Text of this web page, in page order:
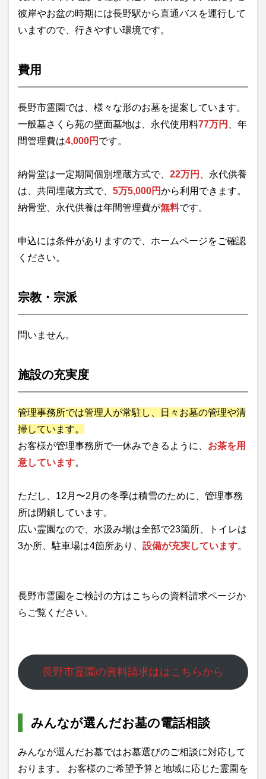
彼岸やお盆の時期には長野駅から直通バスを運行して
いますので、行きやすい環境です。
費用
長野市霊園では、様々な形のお墓を提案しています。
一般墓さくら苑の壁面墓地は、永代使用料77万円
、年
間管理費は4,000円 です。
納骨堂は一定期間個別埋蔵方式で、 22万円
、永代供養
は、共同埋蔵方式で、 5万5,000円から利用できます。
納骨堂、永代供養は年間管理費が無料です。
申込には条件がありますので、ホームページをご確認
ください。
宗教・宗派
問いません。
施設の充実度
管理事務所では管理人が常駐し、日々お墓の管理や清
掃しています。
お客様が管理事務所で一休みできるように、 お茶を用
意しています。
ただし、12月〜2月の冬季は積雪のために、管理事務
所は閉鎖しています。
広い霊園なので、水汲み場は全部で23箇所、トイレは
3か所、駐車場は4箇所あり、 設備が充実しています。
長野市霊園をご検討の方はこちらの資料請求ページか
らご覧ください。
長野市霊園の資料請求ははこちらから
みんなが選んだお墓の電話相談
みんなが選んだお墓ではお墓選びのご相談に対応して
おります。 お客様のご希望予算と地域に応じた霊園を